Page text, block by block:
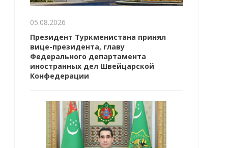
05.08.2026
Президент Туркменистана принял
вице-президента, главу
Федерального департамента
иностранных дел Швейцарской
Конфедерации